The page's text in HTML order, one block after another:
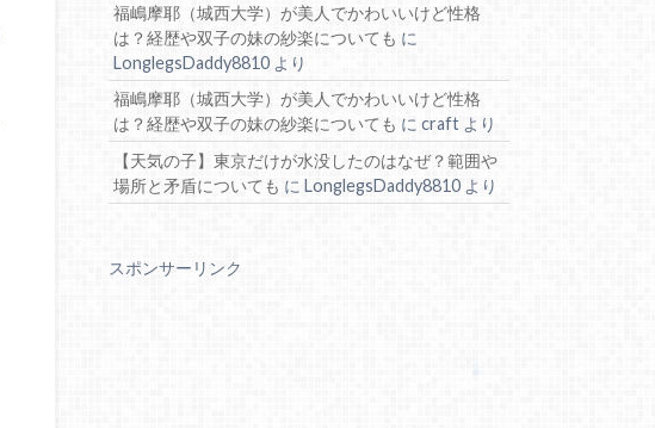
福嶋摩耶（城西大学）が美人でかわいいけど性格
は？経歴や双子の妹の紗楽についても に
LonglegsDaddy8810 より
福嶋摩耶（城西大学）が美人でかわいいけど性格
は？経歴や双子の妹の紗楽についても にcraft より
【天気の子】東京だけが水没したのはなぜ？範囲や
場所と矛盾についても にLonglegsDaddy8810 より
スポンサーリンク